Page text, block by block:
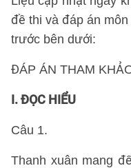
đề thi và đáp án
trước bên dưới:
ĐÁP ÁN THAM
I. ĐỌC HIỂU
Câu 1.
Thanh xuân mang